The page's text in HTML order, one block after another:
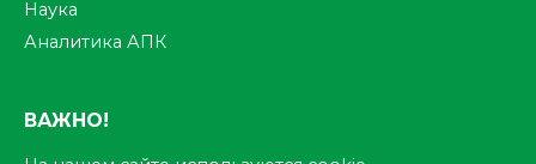
Наука
Аналитика АПК
ВАЖНО!